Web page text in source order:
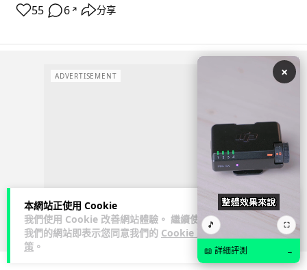
本網站正使用 Cookie
我們使用 Cookie 改善網站體驗。 繼續使用
我們的網站即表示您同意我們的 Cookie 政
策 。
55 6 ↗ 分享
ADVERTISEMENT ×
🎵 ⛶
📖 詳細評測 →